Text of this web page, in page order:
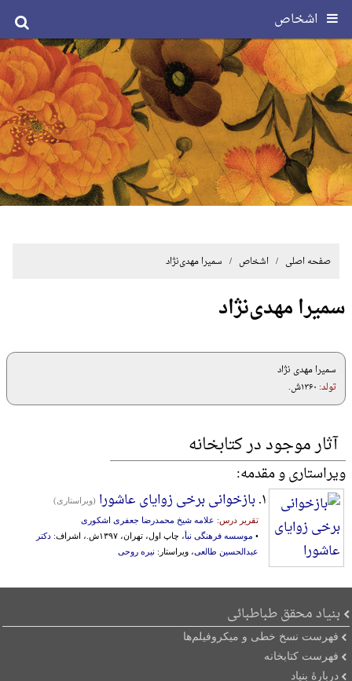
اشخاص
صفحه اصلی / اشخاص / سمیرا مهدی‌نژاد
سمیرا مهدی‌نژاد
سمیرا مهدی‌ نژاد
تولد:
آثار موجود در کتابخانه
ویراستاری و مقدمه:
۱. بازخوانی برخی زوایای عاشورا (ویراستاری)
تقریر درس: علامه شیخ محمدرضا جعفری اشکوری
• موسسه فرهنگی نبأ، چاپ اول، تهران، ۱۳۹۷ش.، اشراف:
دکتر
عبدالحسین طالعی، ویراستار: نیره روحی
بنیاد محقق طباطبائی
فهرست نسخ خطی و میکروفیلم‌ها
فهرست کتابخانه
دربارۀ بنیاد